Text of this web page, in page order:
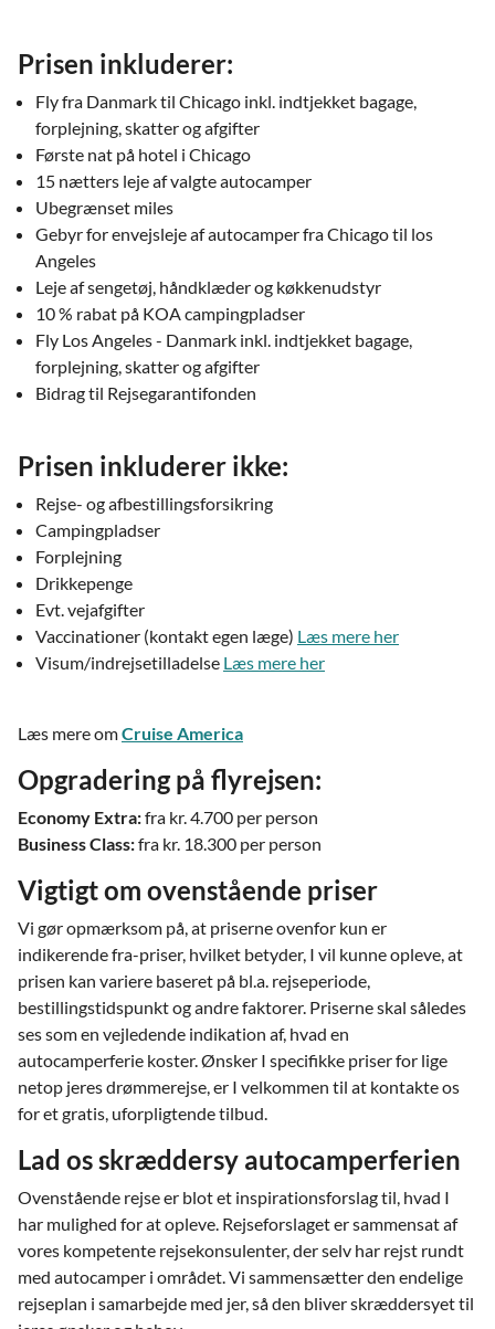
Prisen inkluderer:
Fly fra Danmark til Chicago inkl. indtjekket bagage,
forplejning, skatter og afgifter
Første nat på hotel i Chicago
15 nætters leje af valgte autocamper
Ubegrænset miles
Gebyr for envejsleje af autocamper fra Chicago til los
Angeles
Leje af sengetøj, håndklæder og køkkenudstyr
10 % rabat på KOA campingpladser
Fly Los Angeles - Danmark inkl. indtjekket bagage,
forplejning, skatter og afgifter
Bidrag til Rejsegarantifonden
Prisen inkluderer ikke:
Rejse- og afbestillingsforsikring
Campingpladser
Forplejning
Drikkepenge
Evt. vejafgifter
Vaccinationer (kontakt egen læge) Læs mere her
Visum/indrejsetilladelse Læs mere her
Læs mere omCruise America
Opgradering på flyrejsen:
Economy Extra:fra kr. 4.700 per person
Business Class:fra kr. 18.300 per person
Vigtigt om ovenstående priser
Vi gør opmærksom på, at priserne ovenfor kun er
indikerende fra-priser, hvilket betyder, I vil kunne opleve, at
prisen kan variere baseret på bl.a. rejseperiode,
bestillingstidspunkt og andre faktorer. Priserne skal således
ses som en vejledende indikation af, hvad en
autocamperferie koster. Ønsker I specifikke priser for lige
netop jeres drømmerejse, er I velkommen til at kontakte os
for et gratis, uforpligtende tilbud.
Lad os skræddersy autocamperferien
Ovenstående rejse er blot et inspirationsforslag til, hvad I
har mulighed for at opleve. Rejseforslaget er sammensat af
vores kompetente rejsekonsulenter, der selv har rejst rundt
med autocamper i området. Vi sammensætter den endelige
rejseplan i samarbejde med jer, så den bliver skræddersyet til